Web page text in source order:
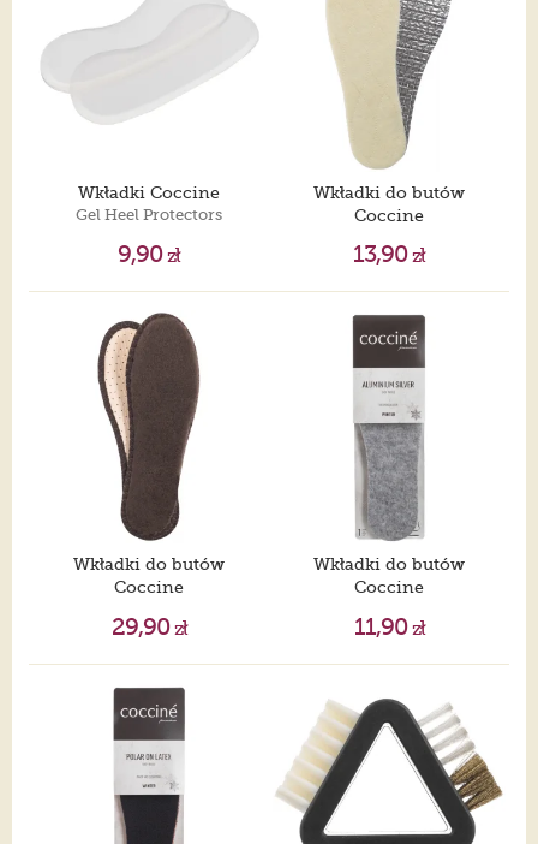
Wkładki Coccine
Gel Heel Protectors
9,90zł
Wkładki do butów
Coccine
13,90zł
Wkładki do butów
Coccine
29,90zł
Wkładki do butów
Coccine
11,90zł